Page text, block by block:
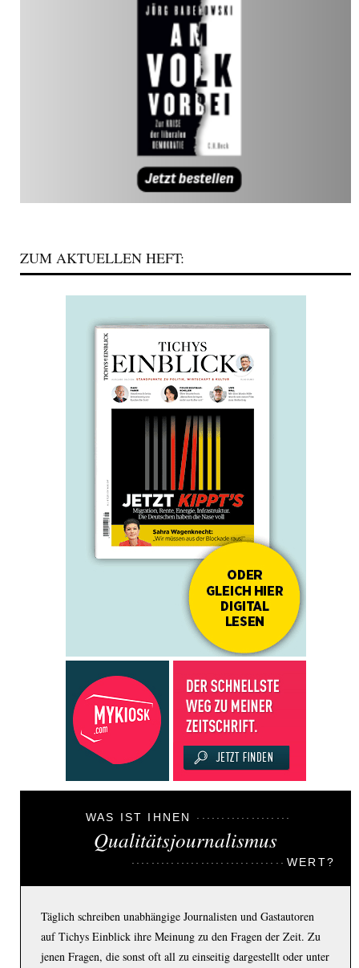
ZUM AKTUELLEN HEFT:
WAS IST IHNEN
Qualitätsjournalismus
WERT?
Täglich schreiben unabhängige Journalisten und Gastautoren
auf Tichys Einblick ihre Meinung zu den Fragen der Zeit. Zu
jenen Fragen, die sonst oft all zu einseitig dargestellt oder unter